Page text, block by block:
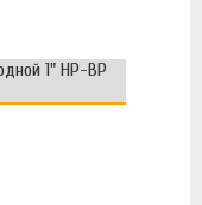
1" НР-ВР